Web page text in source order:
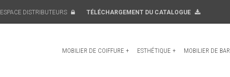
ESPACE DISTRIBUTEURS TÉLÉCHARGEMENT DU CATALOGUE
MOBILIER DE COIFFURE + ESTHÉTIQUE + MOBILIER DE